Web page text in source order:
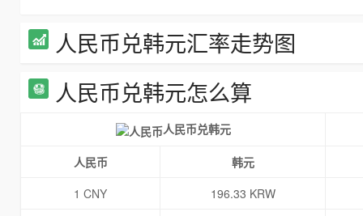
人民币兑韩元汇率走势图
人民币兑韩元怎么算
人民币兑韩元
人民币
韩元
1 CNY
196.33 KRW